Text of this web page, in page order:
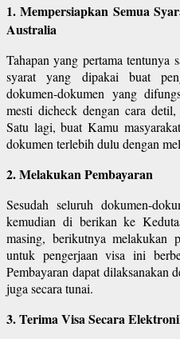
1. Mempersiapkan Semua
Australia
Tahapan yang pertama tentunya
syarat yang dipakai buat
dokumen-dokumen yang
mesti dicheck dengan cara
Satu lagi, buat Kamu
dokumen terlebih dulu dengan
2. Melakukan Pembayaran
Sesudah seluruh dokumen-
kemudian di berikan ke
masing, berikutnya melakukan
untuk pengerjaan visa ini
Pembayaran dapat dilaksanakan
juga secara tunai.
3. Terima Visa Secara